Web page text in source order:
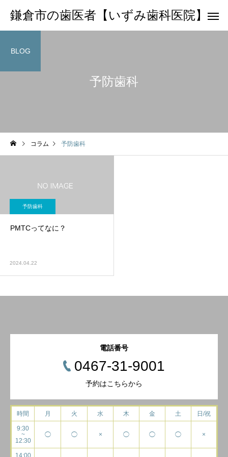
鎌倉市の歯医者【いずみ歯科医院】
予防歯科
BLOG
コラム 予防歯科
予防歯科
PMTCってなに？
2024.04.22
電話番号
0467-31-9001
予約はこちらから
時間 月 火 水 木 金 土 日/祝
9:30
~
12:30
◯ ◯ × ◯ ◯ ◯ ×
14:00